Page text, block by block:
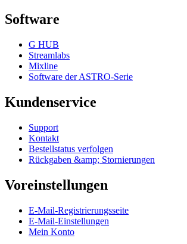
Software
G HUB
Streamlabs
Mixline
Software der ASTRO-Serie
Kundenservice
Support
Kontakt
Bestellstatus verfolgen
Rückgaben &amp; Stornierungen
Voreinstellungen
E-Mail-Registrierungsseite
E-Mail-Einstellungen
Mein Konto